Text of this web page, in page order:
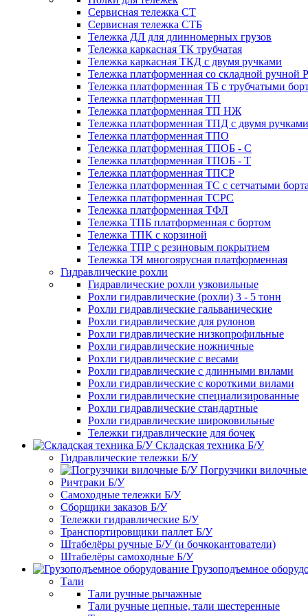
Сервисная тележка СТ
Сервисная тележка СТБ
Тележка ДЛ для длинномерных грузов
Тележка каркасная ТК трубчатая
Тележка каркасная ТКД с двумя ручками
Тележка платформенная со складной ручной
Тележка платформенная ТБ с трубчатыми
Тележка платформенная ТП
Тележка платформенная ТП НЖ
Тележка платформенная ТПД с двумя ручками
Тележка платформенная ТПО
Тележка платформенная ТПОБ - С
Тележка платформенная ТПОБ - Т
Тележка платформенная ТПСР
Тележка платформенная ТС с сетчатыми
Тележка платформенная ТСРС
Тележка платформенная ТФЛ
Тележка ТПБ платформенная с бортом
Тележка ТПК с корзиной
Тележка ТПР с резиновым покрытием
Тележка ТЯ многоярусная платформенная
Гидравлические рохли
Гидравлические рохли узковильные
Рохли гидравлические (рохли) 3 - 5 тонн
Рохли гидравлические гальванические
Рохли гидравлические для рулонов
Рохли гидравлические низкопрофильные
Рохли гидравлические ножничные
Рохли гидравлические с весами
Рохли гидравлические с длинными вилами
Рохли гидравлические с короткими вилами
Рохли гидравлические специализированные
Рохли гидравлические стандартные
Рохли гидравлические широковильные
Тележки гидравлические для бочек
Складская техника Б/У
Гидравлические тележки Б/У
Погрузчики
Ричтраки Б/У
Самоходные тележки Б/У
Сборщики заказов Б/У
Тележки гидравлические Б/У
Транспортировщики паллет Б/У
Штабелёры ручные Б/У (и бочкокантователи)
Штабелёры самоходные Б/У
Грузоподъемное
Тали
Тали ручные рычажные
Тали ручные цепные, тали шестеренные